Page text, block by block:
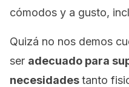
cómodos y a gusto,
Quizá no nos demos
ser adecuado para
necesidadestanto